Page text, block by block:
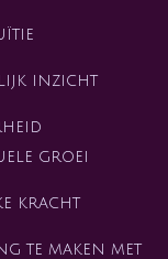
inzicht
groei
kracht
te maken met